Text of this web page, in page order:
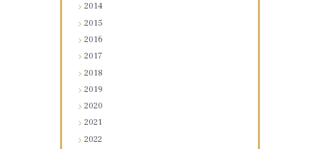
2014
2015
2016
2017
2018
2019
2020
2021
2022